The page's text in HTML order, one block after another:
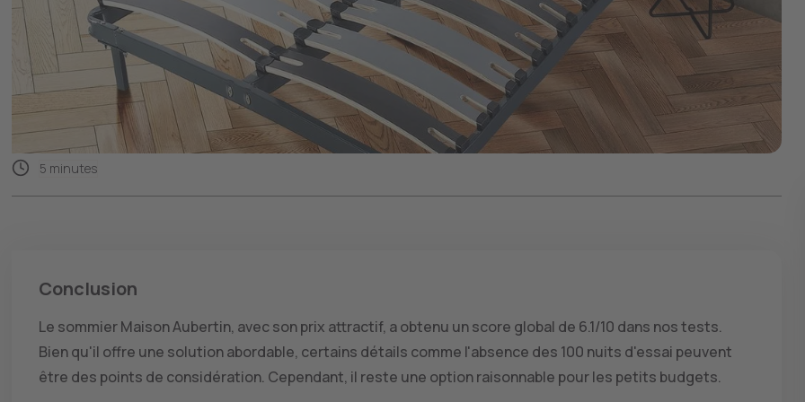
5 minutes
Conclusion
Le sommier Maison Aubertin, avec son prix attractif, a obtenu un score global de 6.1/10 dans nos tests.
Bien qu'il offre une solution abordable, certains détails comme l'absence des 100 nuits d'essai peuvent
être des points de considération. Cependant, il reste une option raisonnable pour les petits budgets.